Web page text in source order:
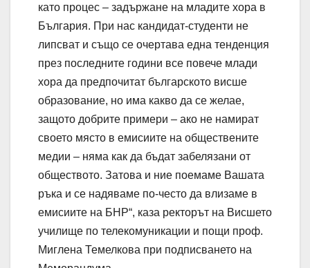
като процес – задържане на младите хора в
България. При нас кандидат-студенти не
липсват и също се очертава една тенденция
през последните години все повече млади
хора да предпочитат българското висше
образование, но има какво да се желае,
защото добрите примери – ако не намират
своето място в емисиите на обществените
медии – няма как да бъдат забелязани от
обществото. Затова и ние поемаме Вашата
ръка и се надяваме по-често да влизаме в
емисиите на БНР“, каза ректорът на Висшето
училище по телекомуникации и пощи проф.
Миглена Темелкова при подписването на